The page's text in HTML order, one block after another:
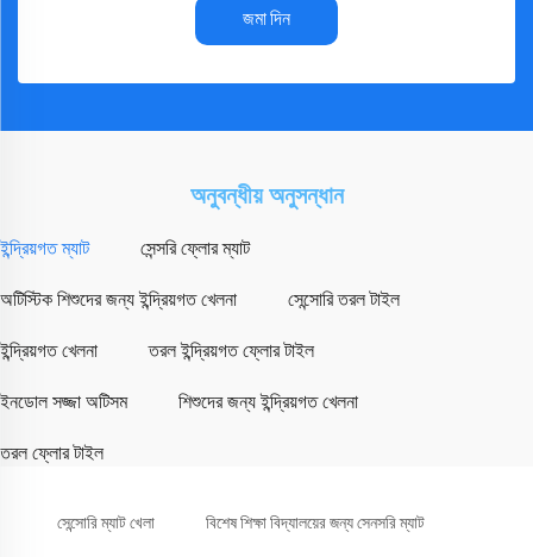
জমা দিন
অনুবন্ধীয় অনুসন্ধান
ইন্দ্রিয়গত ম্যাট সেন্সরি ফ্লোর ম্যাট
অটিস্টিক শিশুদের জন্য ইন্দ্রিয়গত খেলনা সেন্সোরি তরল টাইল
ইন্দ্রিয়গত খেলনা তরল ইন্দ্রিয়গত ফ্লোর টাইল
ইনডোল সজ্জা অটিসম শিশুদের জন্য ইন্দ্রিয়গত খেলনা
তরল ফ্লোর টাইল
সেন্সোরি ম্যাট খেলা
বিশেষ শিক্ষা বিদ্যালয়ের জন্য সেনসরি ম্যাট